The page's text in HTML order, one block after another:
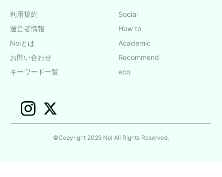
利用規約
運営者情報
Nolとは
お問い合わせ
キーワード一覧
Social
How to
Academic
Recommend
eco
©Copyright 2026 Nol All Rights Reserved.